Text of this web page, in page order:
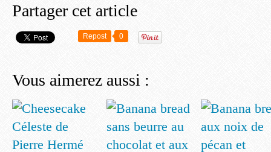
Partager cet article
Repost 0
Vous aimerez aussi :